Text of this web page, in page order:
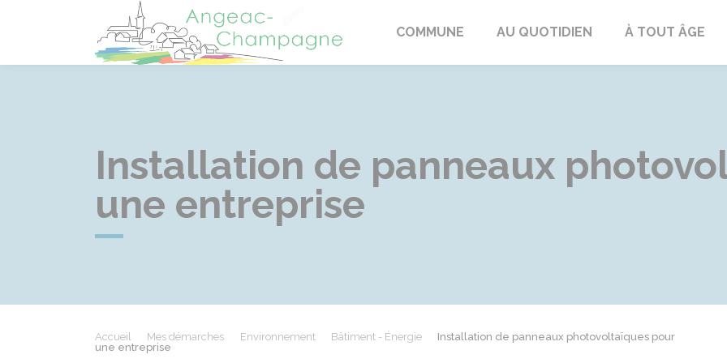
Angeac-Champagne
COMMUNE AU QUOTIDIEN À TOUT ÂGE
Installation de panneaux
une entreprise
Accueil Mes démarches Environnement Bâtiment - Énergie
Installation de panneaux photovoltaïques pour
une entreprise